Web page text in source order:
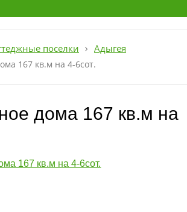
поселки Адыгея
167 кв.м на 4-6сот.
дома 167 кв.м на